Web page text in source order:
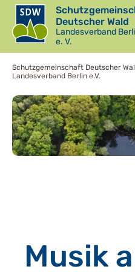
Deutscher Wald
Landesverband
e. V.
Schutzgemeinschaft Deutscher
Landesverband Berlin e.V.
Musik